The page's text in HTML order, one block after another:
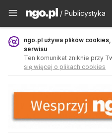
Publicystyka -
/ Publicystyka
ngo.pl używa plików
serwisu
Ten komunikat zniknie przy
się więcej o plikach cookies